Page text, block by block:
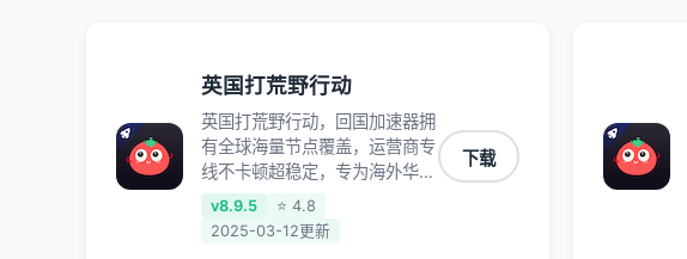
英国打荒野行动
英国打荒野行动，回国加速器拥
有全球海量节点覆盖，运营商专
线不卡顿超稳定，专为海外华人
和留学生打造，帮助海外华人免
除地域限制，随时高速稳定低延
v8.9.5
⭐ 4.8
2025-03-12更新
下载